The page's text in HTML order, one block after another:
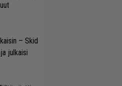
– Skid
julkaisi